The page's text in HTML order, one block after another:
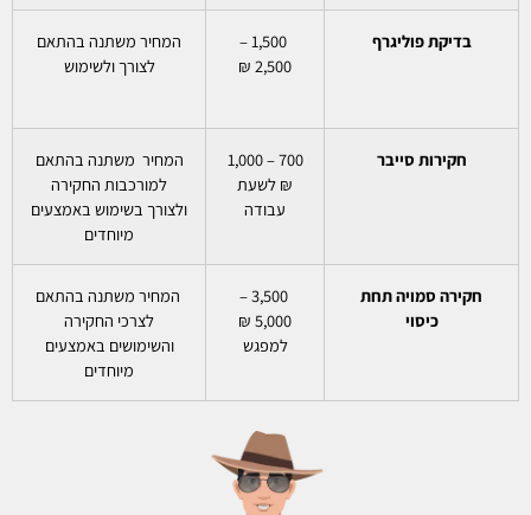
בדיקת פוליגרף
1,500 –
2,500 ₪
המחיר משתנה בהתאם
לצורך ולשימוש
חקירות סייבר
700 – 1,000
₪ לשעת
עבודה
המחיר משתנה בהתאם
למורכבות החקירה
ולצורך בשימוש באמצעים
מיוחדים
חקירה סמויה תחת
כיסוי
3,500 –
5,000 ₪
למפגש
המחיר משתנה בהתאם
לצרכי החקירה
והשימושים באמצעים
מיוחדים